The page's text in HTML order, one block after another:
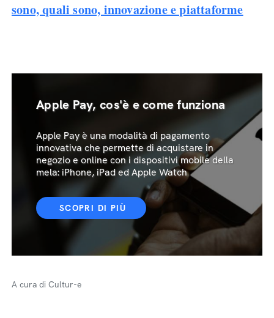
sono, quali sono, innovazione e piattaforme
Apple Pay, cos'è e come funziona
Apple Pay è una modalità di pagamento
innovativa che permette di acquistare in
negozio e online con i dispositivi mobile della
mela: iPhone, iPad ed Apple Watch
SCOPRI DI PIÙ
A cura di Cultur-e